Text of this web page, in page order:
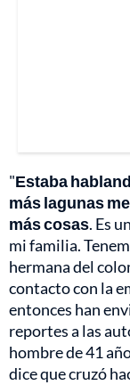
"Estaba
más lagunas
más cosas. Es
mi familia.
hermana del
contacto con la
entonces han
reportes a las
hombre de 41
dice que cruzó